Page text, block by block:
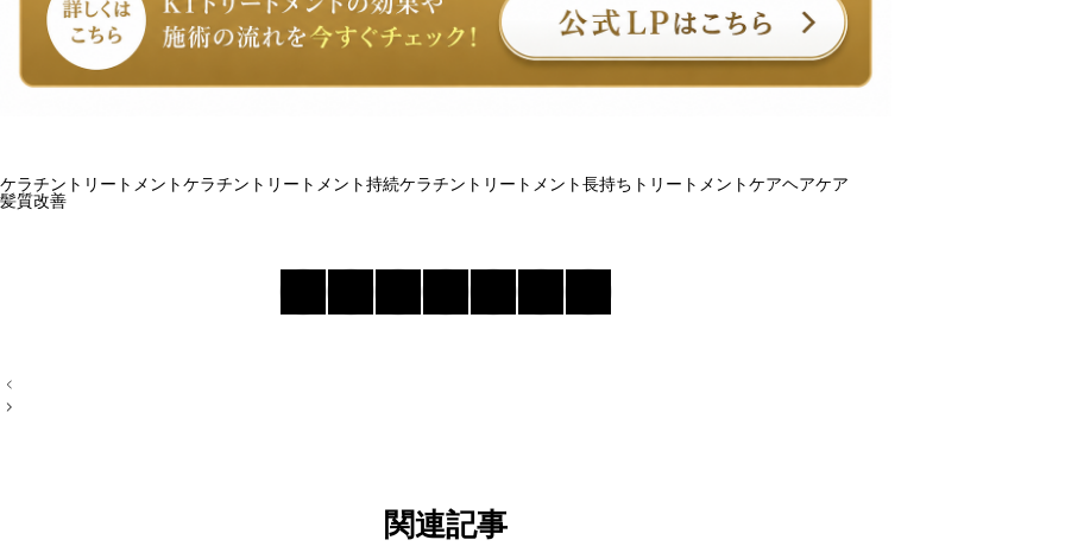
ケラチントリートメントケラチントリートメント持続ケラチントリートメント長持ち トリートメントケアヘアケア
髪質改善
投
稿
関連記事